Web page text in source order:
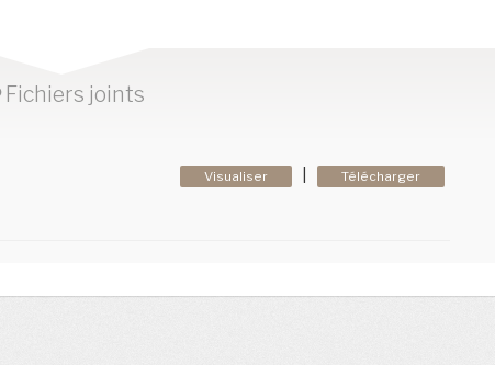
Fichiers joints
Visualiser Télécharger